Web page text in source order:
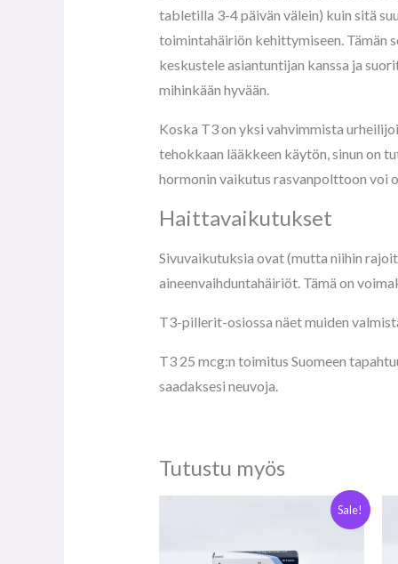
tabletilla 3-4 päivän välein) kuin sitä
toimintahäiriön kehittymiseen. Tämän
keskustele asiantuntijan kanssa ja
mihinkään hyvään.
Koska T3 on yksi vahvimmista
tehokkaan lääkkeen käytön, sinun on
hormonin vaikutus rasvanpolttoon voi
Haittavaikutukset
Sivuvaikutuksia ovat (mutta niihin
aineenvaihduntahäiriöt. Tämä on
T3-pillerit-osiossa näet muiden
T3 25 mcg:n toimitus Suomeen
saadaksesi neuvoja.
Tutustu myös
Sale!
€33.00.€25.00.